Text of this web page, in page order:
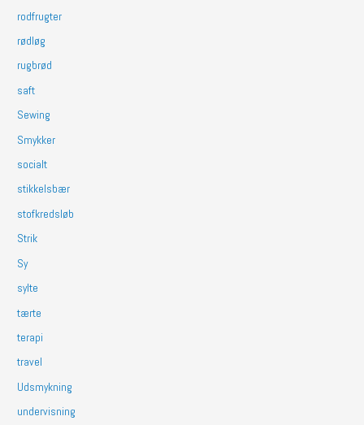
rodfrugter
rødløg
rugbrød
saft
Sewing
Smykker
socialt
stikkelsbær
stofkredsløb
Strik
Sy
sylte
tærte
terapi
travel
Udsmykning
undervisning